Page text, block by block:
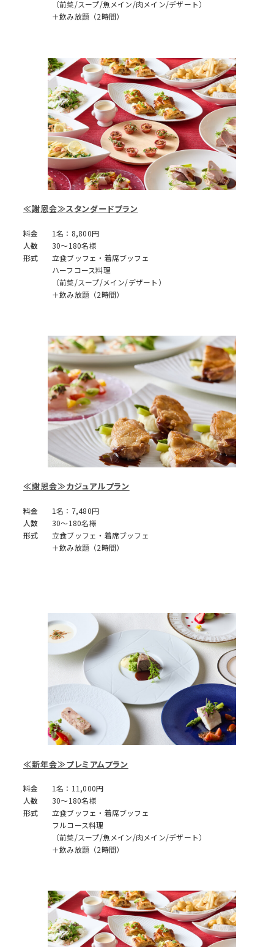
（前菜/スープ/魚メイン/肉メイン/デザート）
＋飲み放題（2時間）
≪謝恩会≫スタンダードプラン
料金
1名：8,800円
人数
30～180名様
形式
立食ブッフェ・着席ブッフェ
ハーフコース料理
（前菜/スープ/メイン/デザート）
＋飲み放題（2時間）
≪謝恩会≫カジュアルプラン
料金
1名：7,480円
人数
30～180名様
形式
立食ブッフェ・着席ブッフェ
＋飲み放題（2時間）
≪新年会≫プレミアムプラン
料金
1名：11,000円
人数
30～180名様
形式
立食ブッフェ・着席ブッフェ
フルコース料理
（前菜/スープ/魚メイン/肉メイン/デザート）
＋飲み放題（2時間）